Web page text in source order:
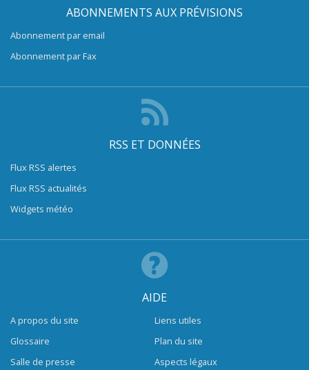
ABONNEMENTS AUX PRÉVISIONS
Abonnement par email
Abonnement par Fax
RSS ET DONNÉES
Flux RSS alertes
Flux RSS actualités
Widgets météo
AIDE
A propos du site
Glossaire
Salle de presse
Liens utiles
Plan du site
Aspects légaux